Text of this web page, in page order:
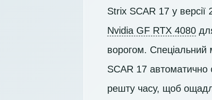
Strix SCAR 17 у
Nvidia GF RTX 4080
ворогом. Спеціальний
SCAR 17 автоматично
решту часу, щоб